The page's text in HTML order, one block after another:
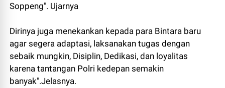
Soppeng". Ujarnya
Dirinya juga menekankan kepada para Bintara baru
agar segera adaptasi, laksanakan tugas dengan
sebaik mungkin, Disiplin, Dedikasi, dan loyalitas
karena tantangan Polri kedepan semakin
banyak".Jelasnya.